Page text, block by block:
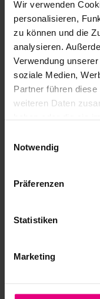
Wir verwenden
personalisieren,
zu können und die
analysieren.
Verwendung
soziale Medien,
Partner führen
weiteren Daten
Notwendig
Präferenzen
Statistiken
Marketing
SOCIAL MEDIA
Harmonic
auf Social